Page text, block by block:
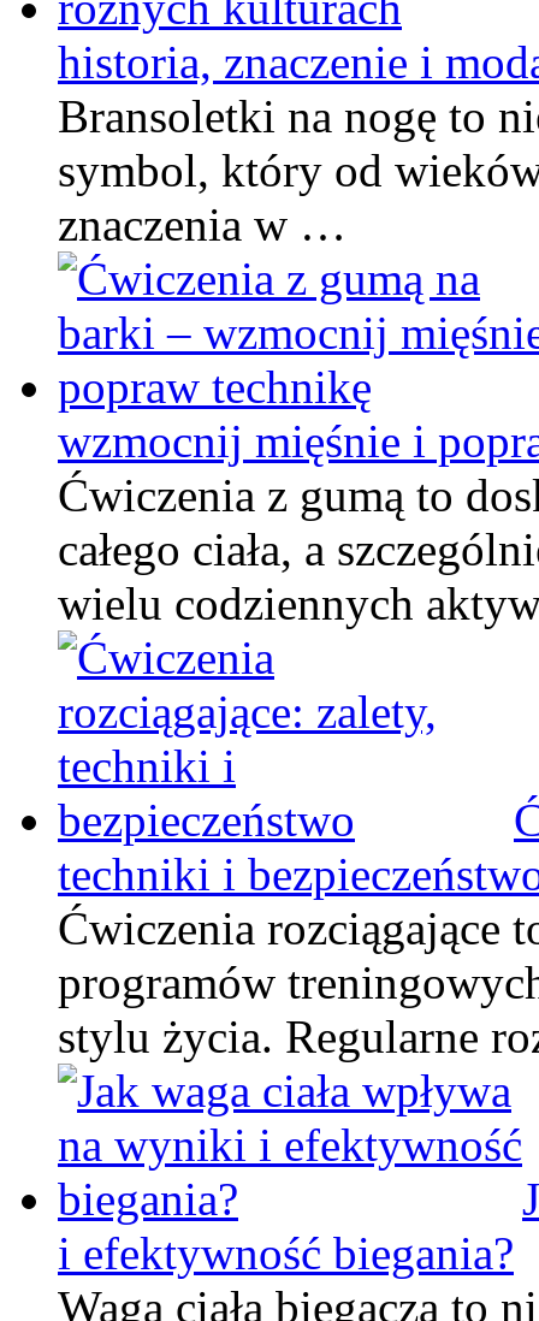
historia, znaczenie i
Bransoletki na nogę to
symbol, który od
znaczenia w …
wzmocnij mięśnie i
Ćwiczenia z gumą to
całego ciała, a
wielu codziennych
techniki i
Ćwiczenia rozciągające
programów
stylu życia. Regularne
i efektywność biegania?
Waga ciała biegacza to